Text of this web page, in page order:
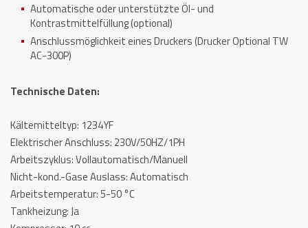
Automatische oder unterstützte Öl- und
Kontrastmittelfüllung (optional)
Anschlussmöglichkeit eines Druckers (Drucker Optional TW
AC-300P)
Technische Daten:
Kältemitteltyp: 1234YF
Elektrischer Anschluss: 230V/50HZ/1PH
Arbeitszyklus: Vollautomatisch/Manuell
Nicht-kond.-Gase Auslass: Automatisch
Arbeitstemperatur: 5-50 °C
Tankheizung: Ja